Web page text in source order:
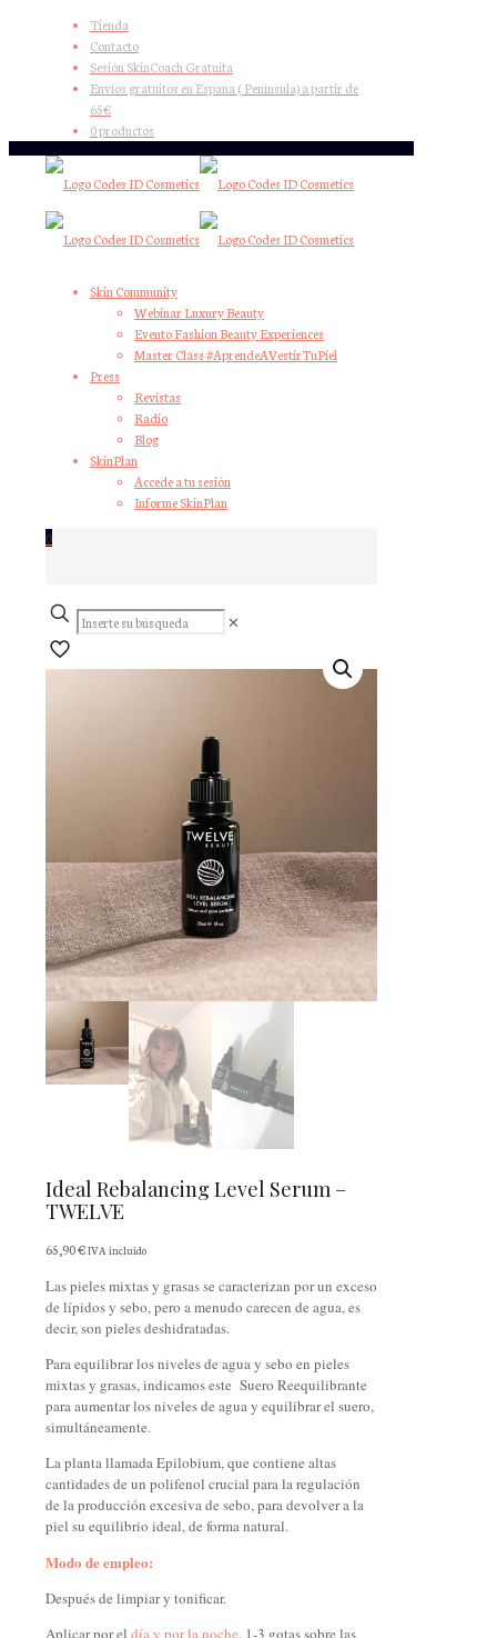
Tienda
Contacto
Sesión SkinCoach Gratuita
Envíos gratuitos en España ( Península) a partir de
65€
0 productos
Skin Community
Webinar Luxury Beauty
Evento Fashion Beauty Experiences
Master Class #AprendeAVestirTuPiel
Press
Revistas
Radio
Blog
SkinPlan
Accede a tu sesión
Informe SkinPlan
0
Inserte
su
✕
Ideal Rebalancing Level Serum –
TWELVE
65,90€IVA incluido
Las pieles mixtas y grasas se caracterizan por un exceso
de lípidos y sebo, pero a menudo carecen de agua, es
decir, son pieles deshidratadas.
Para equilibrar los niveles de agua y sebo en pieles
mixtas y grasas, indicamos este Suero Reequilibrante
para aumentar los niveles de agua y equilibrar el suero,
simultáneamente.
La planta llamada Epilobium, que contiene altas
cantidades de un polifenol crucial para la regulación
de la producción excesiva de sebo, para devolver a la
piel su equilibrio ideal, de forma natural.
Modo de empleo:
Después de limpiar y tonificar.
Aplicar por el día y por la noche, 1-3 gotas sobre las